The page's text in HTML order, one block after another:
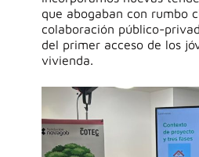
que abogaban con rumbo
colaboración público-
del primer acceso de los
vivienda.